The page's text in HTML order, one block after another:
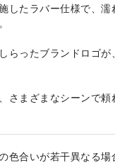
したラバー仕様で、濡
らったブランドロゴが
さまざまなシーンで頼
合いが若干異なる場